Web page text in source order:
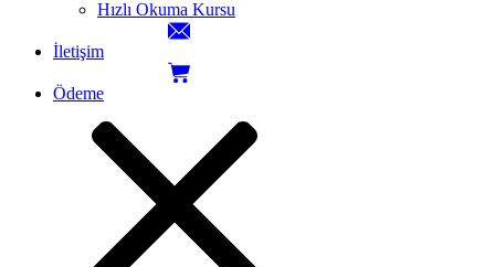
Hızlı Okuma Kursu
İletişim
Ödeme